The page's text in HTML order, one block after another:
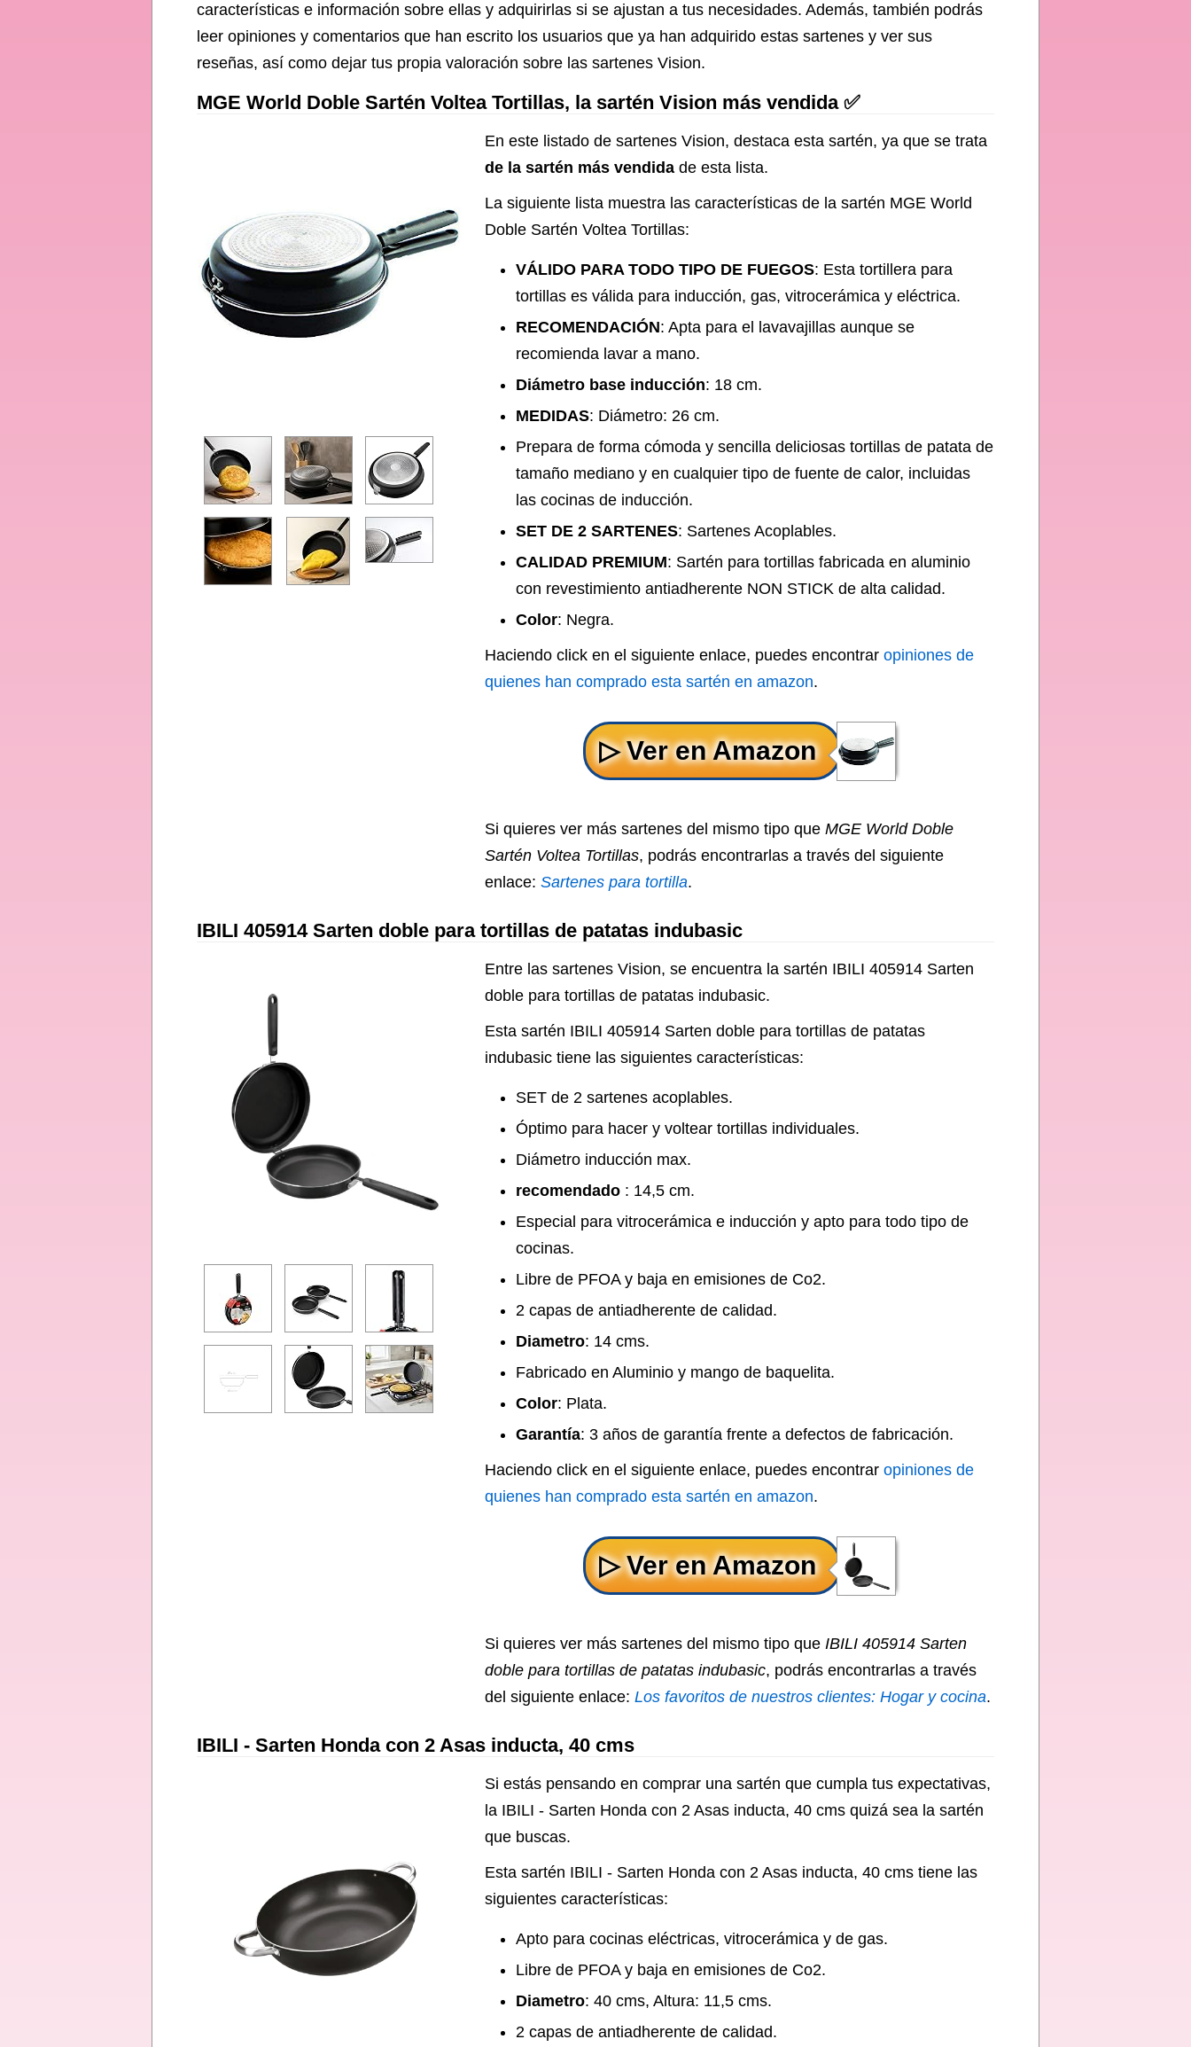
características e información sobre ellas y adquirirlas si se ajustan a tus necesidades. Además, también podrás
leer opiniones y comentarios que han escrito los usuarios que ya han adquirido estas sartenes y ver sus
reseñas, así como dejar tus propia valoración sobre las sartenes Vision.
MGE World Doble Sartén Voltea Tortillas, la sartén Vision más vendida ✅
En este listado de sartenes Vision, destaca esta sartén, ya que se trata
de la sartén más vendida de esta lista.
La siguiente lista muestra las características de la sartén MGE World
Doble Sartén Voltea Tortillas:
VÁLIDO PARA TODO TIPO DE FUEGOS: Esta tortillera para
tortillas es válida para inducción, gas, vitrocerámica y eléctrica.
RECOMENDACIÓN: Apta para el lavavajillas aunque se
recomienda lavar a mano.
Diámetro base inducción: 18 cm.
MEDIDAS: Diámetro: 26 cm.
Prepara de forma cómoda y sencilla deliciosas tortillas de patata de
tamaño mediano y en cualquier tipo de fuente de calor, incluidas
las cocinas de inducción.
SET DE 2 SARTENES: Sartenes Acoplables.
CALIDAD PREMIUM: Sartén para tortillas fabricada en aluminio
con revestimiento antiadherente NON STICK de alta calidad.
Color: Negra.
Haciendo click en el siguiente enlace, puedes encontrar opiniones de
quienes han comprado esta sartén en amazon.
Si quieres ver más sartenes del mismo tipo que MGE World Doble
Sartén Voltea Tortillas, podrás encontrarlas a través del siguiente
enlace: Sartenes para tortilla.
IBILI 405914 Sarten doble para tortillas de patatas indubasic
Entre las sartenes Vision, se encuentra la sartén IBILI 405914 Sarten
doble para tortillas de patatas indubasic.
Esta sartén IBILI 405914 Sarten doble para tortillas de patatas
indubasic tiene las siguientes características:
SET de 2 sartenes acoplables.
Óptimo para hacer y voltear tortillas individuales.
Diámetro inducción max.
recomendado : 14,5 cm.
Especial para vitrocerámica e inducción y apto para todo tipo de
cocinas.
Libre de PFOA y baja en emisiones de Co2.
2 capas de antiadherente de calidad.
Diametro: 14 cms.
Fabricado en Aluminio y mango de baquelita.
Color: Plata.
Garantía: 3 años de garantía frente a defectos de fabricación.
Haciendo click en el siguiente enlace, puedes encontrar opiniones de
quienes han comprado esta sartén en amazon.
Si quieres ver más sartenes del mismo tipo que IBILI 405914 Sarten
doble para tortillas de patatas indubasic, podrás encontrarlas a través
del siguiente enlace: Los favoritos de nuestros clientes: Hogar y cocina.
IBILI - Sarten Honda con 2 Asas inducta, 40 cms
Si estás pensando en comprar una sartén que cumpla tus expectativas,
la IBILI - Sarten Honda con 2 Asas inducta, 40 cms quizá sea la sartén
que buscas.
Esta sartén IBILI - Sarten Honda con 2 Asas inducta, 40 cms tiene las
siguientes características:
Apto para cocinas eléctricas, vitrocerámica y de gas.
Libre de PFOA y baja en emisiones de Co2.
Diametro: 40 cms, Altura: 11,5 cms.
2 capas de antiadherente de calidad.